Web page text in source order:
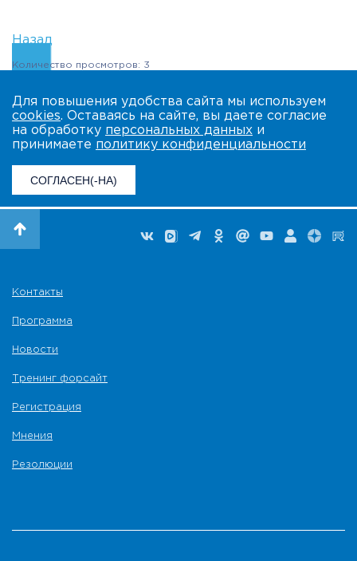
Назад
Количество просмотров: 3
Для повышения удобства сайта мы используем
cookies. Оставаясь на сайте, вы даете согласие
на обработку персональных данных и
принимаете политику конфиденциальности
СОГЛАСЕН(-НА)
Контакты
Программа
Новости
Тренинг форсайт
Регистрация
Мнения
Резолюции